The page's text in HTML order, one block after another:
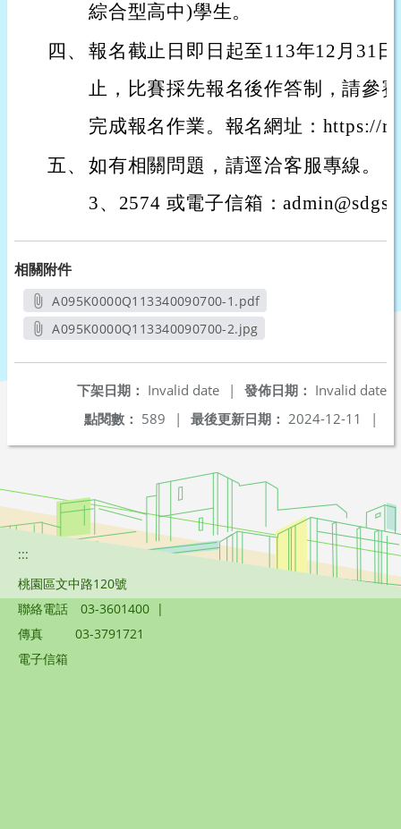
綜合型高中)學生。
四、 報名截止日即日起至113年12月31
止，比賽採先報名後作答制，請參
完成報名作業。報名網址：https://
五、 如有相關問題，請逕洽客服專線。
3、2574 或電子信箱：
相關附件
A095K0000Q113340090700-1.pdf
另開新視窗
A095K0000Q113340090700-2.jpg
發佈日期： Invalid date
下架日期： Invalid date
|
最後更新日期： 2024-12-11 |
點閱數： 589 |
:::
桃園區文中路120號
聯絡電話
03-3601400 |
傳真
03-3791721
電子信箱